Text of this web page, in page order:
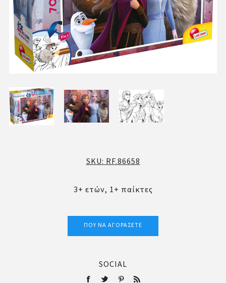
SKU: RF.86658
3+ ετών, 1+ παίκτες
ΠΟΎ ΝΑ ΑΓΟΡΆΣΕΤΕ
SOCIAL